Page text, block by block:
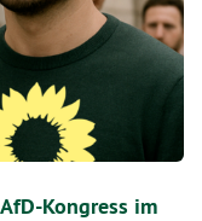
Kongress im